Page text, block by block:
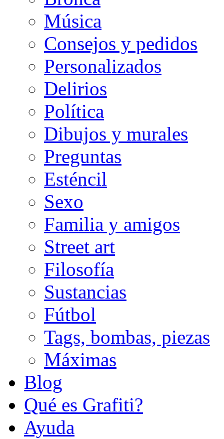
Música
Consejos y pedidos
Personalizados
Delirios
Política
Dibujos y murales
Preguntas
Esténcil
Sexo
Familia y amigos
Street art
Filosofía
Sustancias
Fútbol
Tags, bombas, piezas
Máximas
Blog
Qué es Grafiti?
Ayuda